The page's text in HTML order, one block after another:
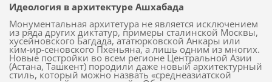
Идеология в архитектуре Ашхабада
Монументальная архитетура не является исключением
из ряда других диктатур, примеры сталинской Москвы,
хусейновского Багдада, ататюрковской Анкары или
ким-ир-сеновского Пхеньяна, а лишь одним из многих.
Новые постройки во всем регионе Центральной Азии
(Астана, Ташкент) породили даже новый архитектурный
стиль, который можно назвать «среднеазиатской